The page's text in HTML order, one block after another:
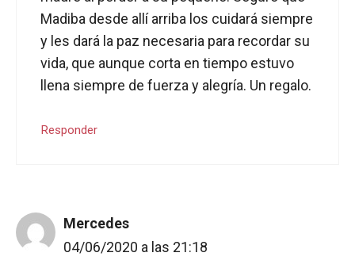
Madiba desde allí arriba los cuidará siempre
y les dará la paz necesaria para recordar su
vida, que aunque corta en tiempo estuvo
llena siempre de fuerza y alegría. Un regalo.
Responder
Mercedes
04/06/2020 a las 21:18